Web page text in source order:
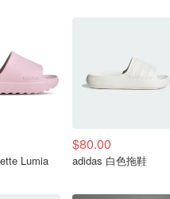
$80.00
adidas 白色拖鞋